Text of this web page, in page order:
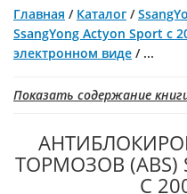
Главная / Каталог /
SsangYong Actyon Sport с
электронном виде / ...
Показать содержание
ТОРМОЗОВ (ABS)
С